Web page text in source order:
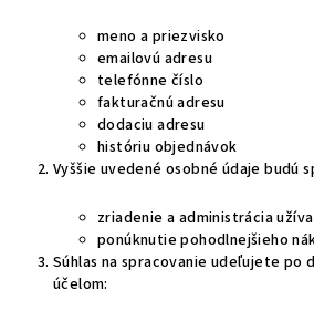
meno a priezvisko
emailovú adresu
telefónne číslo
fakturačnú adresu
dodaciu adresu
históriu objednávok
Vyššie uvedené osobné údaje budú
zriadenie a administrácia
ponúknutie pohodlnejšieho
Súhlas na spracovanie udeľujete po
účelom: